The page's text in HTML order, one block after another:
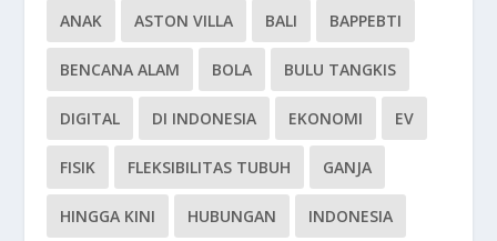
ANAK ASTON VILLA BALI BAPPEBTI
BENCANA ALAM BOLA BULU TANGKIS
DIGITAL DI INDONESIA EKONOMI EV
FISIK FLEKSIBILITAS TUBUH GANJA
HINGGA KINI HUBUNGAN INDONESIA